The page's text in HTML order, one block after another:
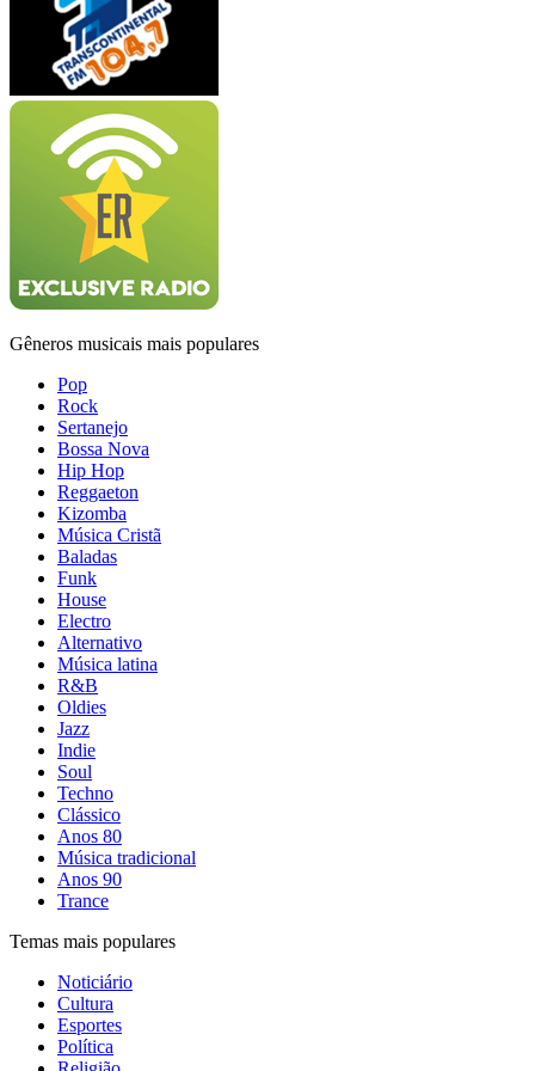
Gêneros musicais mais populares
Pop
Rock
Sertanejo
Bossa Nova
Hip Hop
Reggaeton
Kizomba
Música Cristã
Baladas
Funk
House
Electro
Alternativo
Música latina
R&B
Oldies
Jazz
Indie
Soul
Techno
Clássico
Anos 80
Música tradicional
Anos 90
Trance
Temas mais populares
Noticiário
Cultura
Esportes
Política